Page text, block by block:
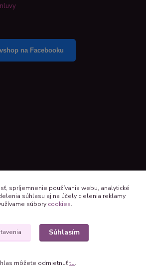
na Facebooku
spríjemnenie používania webu, analytické
súhlasu aj na účely cielenia reklamy
súbory cookies.
Súhlasím
môžete odmietnuťtu.